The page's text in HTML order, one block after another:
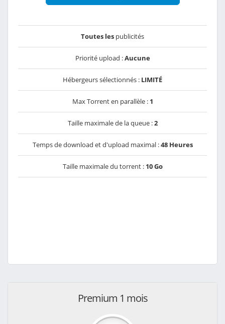
Toutes les publicités
Priorité upload :Aucune
Hébergeurs sélectionnés : LIMITÉ
Max Torrent en parallèle : 1
Taille maximale de la queue :2
Temps de download et d'upload maximal :48 Heures
Taille maximale du torrent : 10 Go
Premium 1 mois